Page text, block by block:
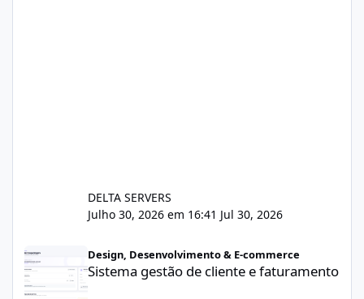
DELTA SERVERS
Julho 30, 2026 em 16:41 Jul 30, 2026
Design, Desenvolvimento & E-commerce
Sistema gestão de cliente e faturamento